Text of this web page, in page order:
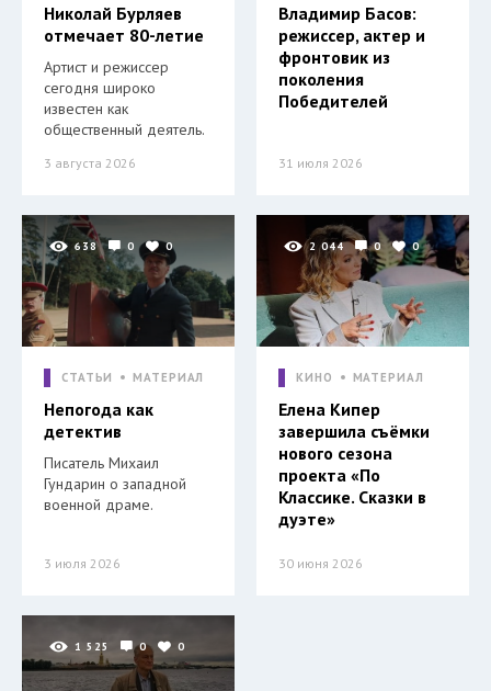
Николай Бурляев
отмечает 80-летие
Артист и режиссер
сегодня широко
известен как
общественный деятель.
3 августа 2026
Владимир Басов:
режиссер, актер и
фронтовик из
поколения
Победителей
31 июля 2026
638 0 0
СТАТЬИ МАТЕРИАЛ
Непогода как
детектив
Писатель Михаил
Гундарин о западной
военной драме.
3 июля 2026
2 044 0 0
КИНО МАТЕРИАЛ
Елена Кипер
завершила съёмки
нового сезона
проекта «По
Классике. Сказки в
дуэте»
30 июня 2026
1 525 0 0